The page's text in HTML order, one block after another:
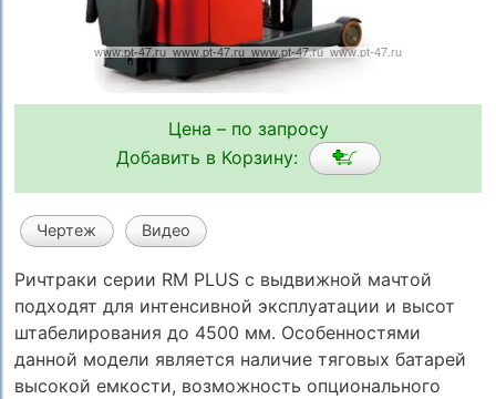
Цена – по запросу
Добавить в Корзину:
Чертеж Видео
Ричтраки серии RM PLUS с выдвижной мачтой
подходят для интенсивной эксплуатации и высот
штабелирования до 4500 мм. Особенностями
данной модели является наличие тяговых батарей
высокой емкости, возможность опционального